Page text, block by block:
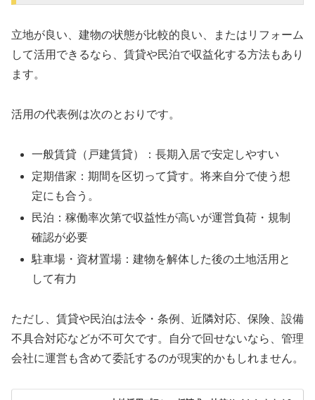
立地が良い、建物の状態が比較的良い、またはリフォーム
して活用できるなら、賃貸や民泊で収益化する方法もあり
ます。
活用の代表例は次のとおりです。
一般賃貸（戸建賃貸）：長期入居で安定しやすい
定期借家：期間を区切って貸す。将来自分で使う想
定にも合う。
民泊：稼働率次第で収益性が高いが運営負荷・規制
確認が必要
駐車場・資材置場：建物を解体した後の土地活用と
して有力
ただし、賃貸や民泊は法令・条例、近隣対応、保険、設備
不具合対応などが不可欠です。自分で回せないなら、管理
会社に運営も含めて委託するのが現実的かもしれません。